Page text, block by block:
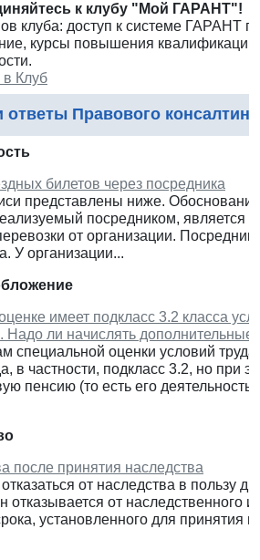
к клубу "Мой ГАРАНТ"!
клуба: доступ к системе ГАРАНТ
курсы повышения квалификации
в Клуб
Правового
билетов через посредника
представлены ниже.
посредником,
от организации.
У организации...
имеет подкласс 3.2 класса
Надо ли начислять дополнительные
специальной оценки условий
в частности, подкласс 3.2, но при
пенсию (то есть его
после принятия наследства
от наследства в пользу
отказывается от наследственного
установленного для принятия